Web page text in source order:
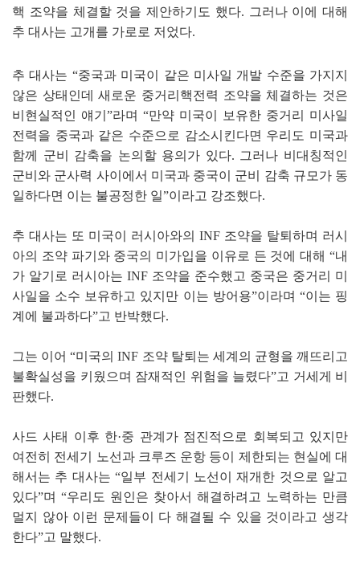
핵 조약을 체결할 것을 제안하기도 했다. 그러나 이에 대해
추 대사는 고개를 가로로 저었다.
추 대사는 “중국과 미국이 같은 미사일 개발 수준을 가지지
않은 상태인데 새로운 중거리핵전력 조약을 체결하는 것은
비현실적인 얘기”라며 “만약 미국이 보유한 중거리 미사일
전력을 중국과 같은 수준으로 감소시킨다면 우리도 미국과
함께 군비 감축을 논의할 용의가 있다. 그러나 비대칭적인
군비와 군사력 사이에서 미국과 중국이 군비 감축 규모가 동
일하다면 이는 불공정한 일”이라고 강조했다.
추 대사는 또 미국이 러시아와의 INF 조약을 탈퇴하며 러시
아의 조약 파기와 중국의 미가입을 이유로 든 것에 대해 “내
가 알기로 러시아는 INF 조약을 준수했고 중국은 중거리 미
사일을 소수 보유하고 있지만 이는 방어용”이라며 “이는 핑
계에 불과하다”고 반박했다.
그는 이어 “미국의 INF 조약 탈퇴는 세계의 균형을 깨뜨리고
불확실성을 키웠으며 잠재적인 위험을 늘렸다”고 거세게 비
판했다.
사드 사태 이후 한·중 관계가 점진적으로 회복되고 있지만
여전히 전세기 노선과 크루즈 운항 등이 제한되는 현실에 대
해서는 추 대사는 “일부 전세기 노선이 재개한 것으로 알고
있다”며 “우리도 원인은 찾아서 해결하려고 노력하는 만큼
멀지 않아 이런 문제들이 다 해결될 수 있을 것이라고 생각
한다”고 말했다.